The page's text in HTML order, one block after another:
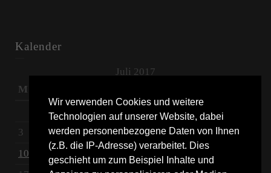
Wir verwenden Cookies und weitere
Technologien auf unserer Website, dabei
werden personenbezogene Daten von Ihnen
(z.B. die IP-Adresse) verarbeitet. Dies
geschieht um zum Beispiel Inhalte und
Kalender
Juli 2017
M
3
4 5 6 7 8
9
10
13 14